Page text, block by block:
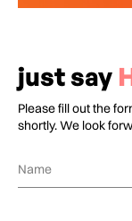
just say
Please fill out the
shortly. We look